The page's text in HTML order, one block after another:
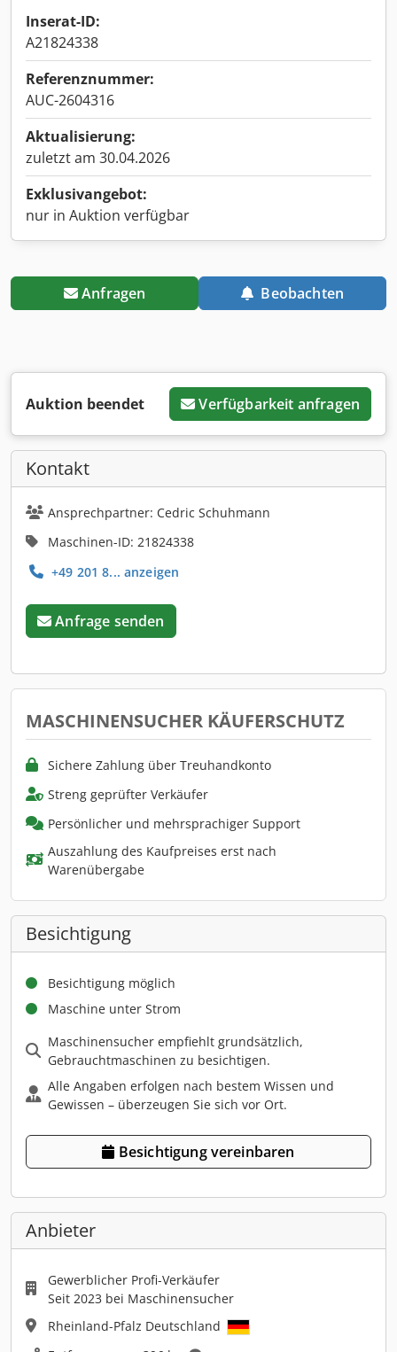
Inserat-ID:
A21824338
Referenznummer:
AUC-2604316
Aktualisierung:
zuletzt am 30.04.2026
Exklusivangebot:
nur in Auktion verfügbar
Anfragen Beobachten
Auktion beendet Verfügbarkeit anfragen
Kontakt
Ansprechpartner: Cedric Schuhmann
Maschinen-ID: 21824338
+49 201 8... anzeigen
Anfrage senden
MASCHINENSUCHER KÄUFERSCHUTZ
Sichere Zahlung über Treuhandkonto
Streng geprüfter Verkäufer
Persönlicher und mehrsprachiger Support
Auszahlung des Kaufpreises erst nach
Warenübergabe
Besichtigung
Besichtigung möglich
Maschine unter Strom
Maschinensucher empfiehlt grundsätzlich,
Gebrauchtmaschinen zu besichtigen.
Alle Angaben erfolgen nach bestem Wissen und
Gewissen – überzeugen Sie sich vor Ort.
Besichtigung vereinbaren
Anbieter
Gewerblicher Profi-Verkäufer
Seit 2023 bei Maschinensucher
Rheinland-Pfalz Deutschland